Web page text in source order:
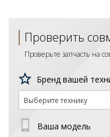
Проверить
Проверьте запчасть на
Бренд вашей
Выберите технику
Ваша модель